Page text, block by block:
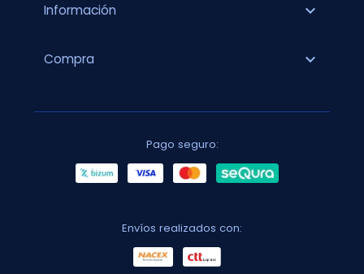
Información expand_more
Compra expand_more
Pago seguro:
Envíos realizados con: